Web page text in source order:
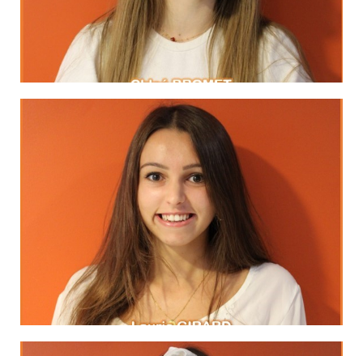
MA DEVISE
"I'm the one I should love in this world"
MA DEVISE
«La seule chose qui puisse empêcher un rêve
d’aboutir c’est la peur d’échouer.»Paolo
Coelho
LinkedIn